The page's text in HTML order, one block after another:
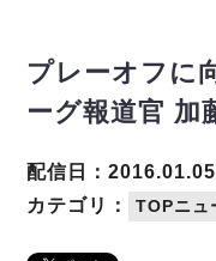
メディア情報
フットサル日本代表
戦績表
警告・退場・出場停
個人ランキング｜ゴー
個人ランキング｜シュ
個人ランキング｜シ
エスポラーダ北
バルドラール浦安
しながわシティ
立川アスレティッ
ペスカドーラ町田
アリーナ情報
リーグ概要
プレーオフに
ーグ報道官 加
カテゴリ： TOPニュ
配信日：2016.01.05